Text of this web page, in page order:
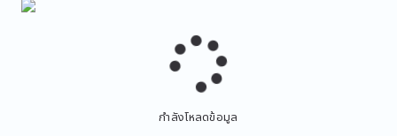
กำลังโหลดข้อมูล